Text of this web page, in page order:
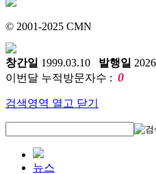
© 2001-2025 CMN
창간일 1999.03.10 발행일
이번달 누적방문자수 : 0
검색영역 열고 닫기
뉴스